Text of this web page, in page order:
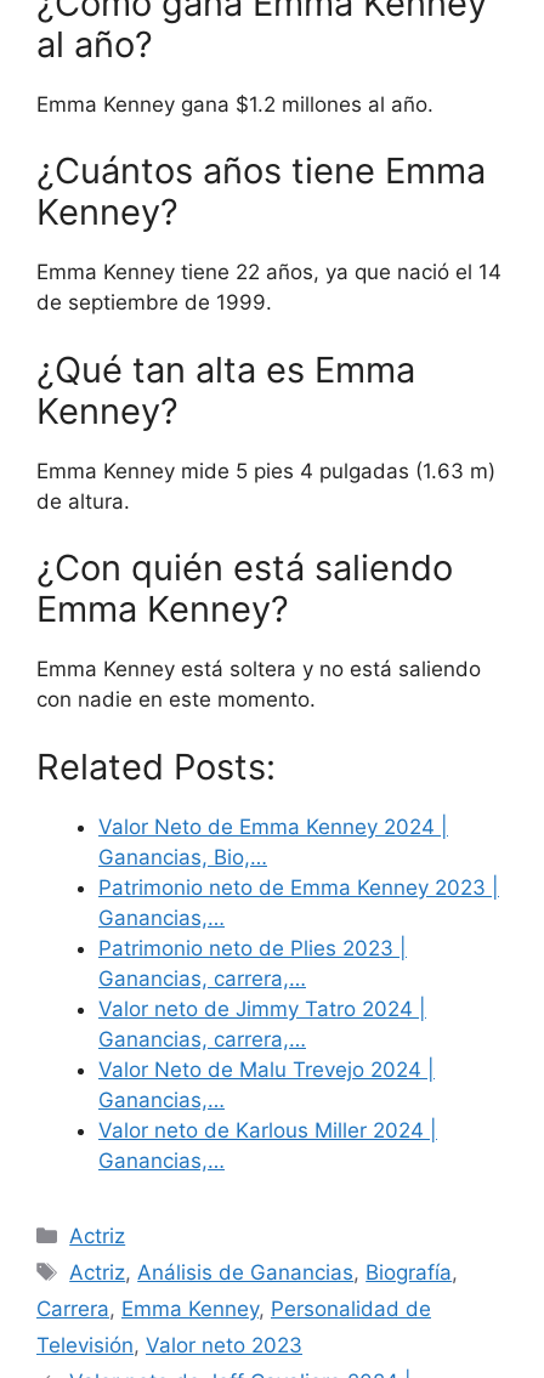
al año?
Emma Kenney gana $1.2 millones al año.
¿Cuántos años tiene Emma
Kenney?
Emma Kenney tiene 22 años, ya que nació el 14
de septiembre de 1999.
¿Qué tan alta es Emma
Kenney?
Emma Kenney mide 5 pies 4 pulgadas (1.63 m)
de altura.
¿Con quién está saliendo
Emma Kenney?
Emma Kenney está soltera y no está saliendo
con nadie en este momento.
Related Posts:
Valor Neto de Emma Kenney 2024 |
Ganancias, Bio,…
Patrimonio neto de Emma Kenney 2023 |
Ganancias,…
Patrimonio neto de Plies 2023 |
Ganancias, carrera,…
Valor neto de Jimmy Tatro 2024 |
Ganancias, carrera,…
Valor Neto de Malu Trevejo 2024 |
Ganancias,…
Valor neto de Karlous Miller 2024 |
Ganancias,…
Categories
Actriz
Tags
Actriz, Análisis de Ganancias, Biografía,
Carrera, Emma Kenney, Personalidad de
Televisión, Valor neto 2023